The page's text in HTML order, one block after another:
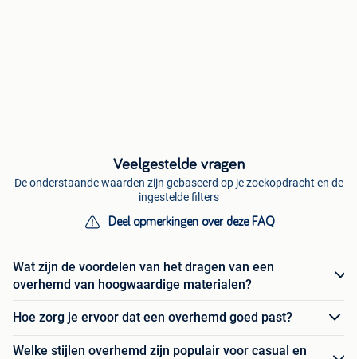
Veelgestelde vragen
De onderstaande waarden zijn gebaseerd op je zoekopdracht en de
ingestelde filters
Deel opmerkingen over deze FAQ
Wat zijn de voordelen van het dragen van een
overhemd van hoogwaardige materialen?
Hoe zorg je ervoor dat een overhemd goed past?
Welke stijlen overhemd zijn populair voor casual en